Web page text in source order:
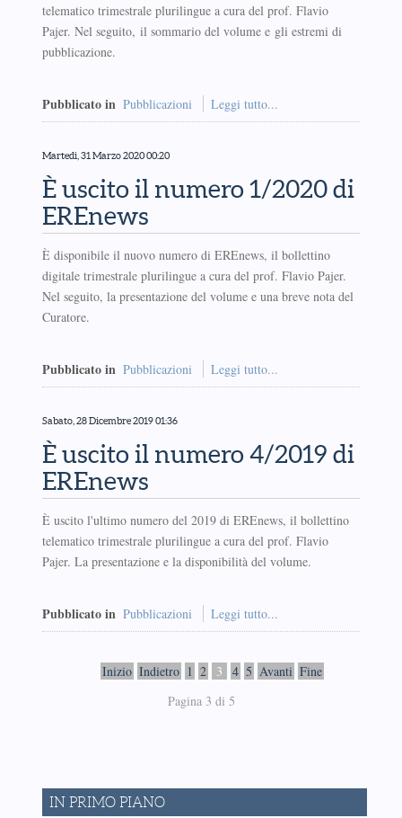
telematico trimestrale plurilingue a cura del prof. Flavio
Pajer. Nel seguito, il sommario del volume e gli estremi di
pubblicazione.
Pubblicato in Pubblicazioni Leggi tutto...
Martedì, 31 Marzo 2020 00:20
È uscito il numero 1/2020 di
EREnews
È disponibile il nuovo numero di EREnews, il bollettino
digitale trimestrale plurilingue a cura del prof. Flavio Pajer.
Nel seguito, la presentazione del volume e una breve nota del
Curatore.
Pubblicato in Pubblicazioni Leggi tutto...
Sabato, 28 Dicembre 2019 01:36
È uscito il numero 4/2019 di
EREnews
È uscito l'ultimo numero del 2019 di EREnews, il bollettino
telematico trimestrale plurilingue a cura del prof. Flavio
Pajer. La presentazione e la disponibilità del volume.
Pubblicato in Pubblicazioni Leggi tutto...
Inizio Indietro 1 2 3 4 5 Avanti Fine
Pagina 3 di 5
IN PRIMO PIANO